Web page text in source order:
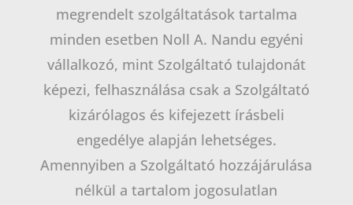
megrendelt szolgáltatások tartalma
minden esetben Noll A. Nandu egyéni
vállalkozó, mint Szolgáltató tulajdonát
képezi, felhasználása csak a Szolgáltató
kizárólagos és kifejezett írásbeli
engedélye alapján lehetséges.
Amennyiben a Szolgáltató hozzájárulása
nélkül a tartalom jogosulatlan